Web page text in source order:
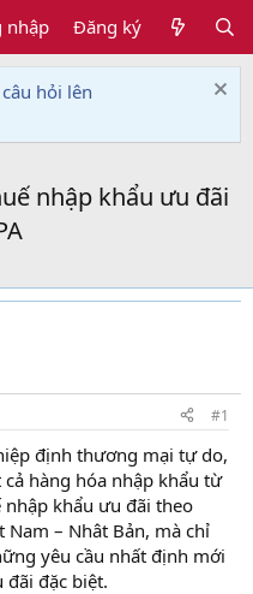
nhập Đăng ký
hỏi lên
nhập khẩu ưu đãi
#1
định thương mại tự do,
hàng hóa nhập khẩu từ
khẩu ưu đãi theo
– Nhât Bản, mà chỉ
yêu cầu nhất định mới
đặc biệt.